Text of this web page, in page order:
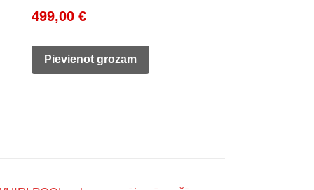
Original
was:
499,00€Current
is:
Pievienot grozam